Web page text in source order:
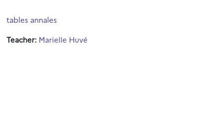
tables annales
Teacher: Marielle Huvé